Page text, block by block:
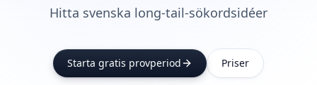
Hitta svenska long-tail-sökordsidéer
Starta gratis provperiod Priser